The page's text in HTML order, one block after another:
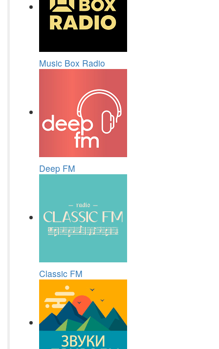
Music Box Radio
Deep FM
Classic FM